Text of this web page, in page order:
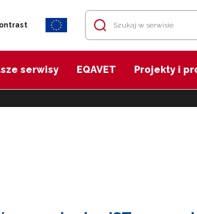
serwisy EQAVET Projekty i